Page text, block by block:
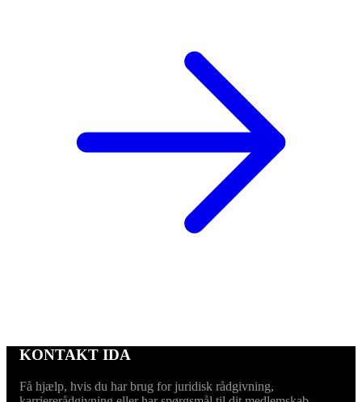
KONTAKT IDA
Få hjælp, hvis du har brug for juridisk rådgivning,